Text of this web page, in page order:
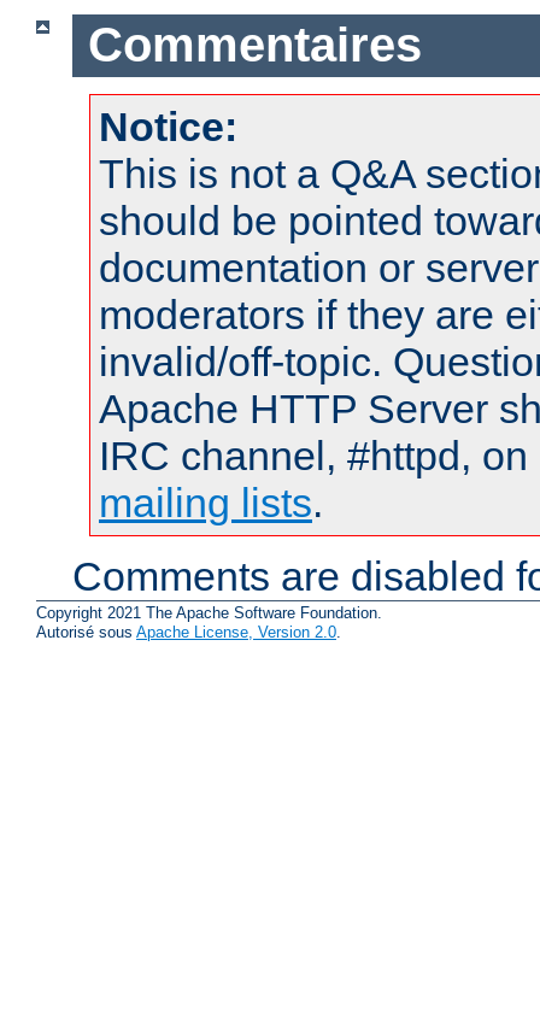
Commentaires
Notice:
This is not a Q&A
should be pointed
documentation or
moderators if they are
invalid/off-topic.
Apache HTTP Server
IRC channel, #httpd,
mailing lists.
Comments are disabled
Copyright 2021 The Apache Software Foundation.
Autorisé sous Apache License, Version 2.0.